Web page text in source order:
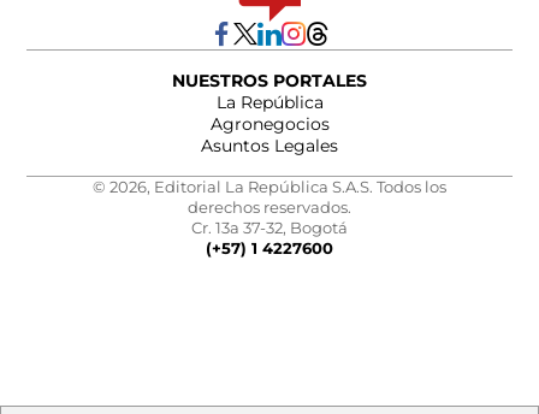
NUESTROS PORTALES
La República
Agronegocios
Asuntos Legales
© 2026, Editorial La República S.A.S. Todos los
derechos reservados.
Cr. 13a 37-32, Bogotá
(+57) 1 4227600